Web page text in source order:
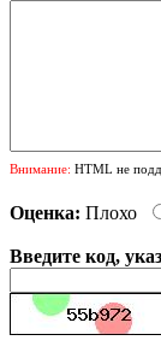
Внимание: HTML не
Оценка: Плохо
Введите код,